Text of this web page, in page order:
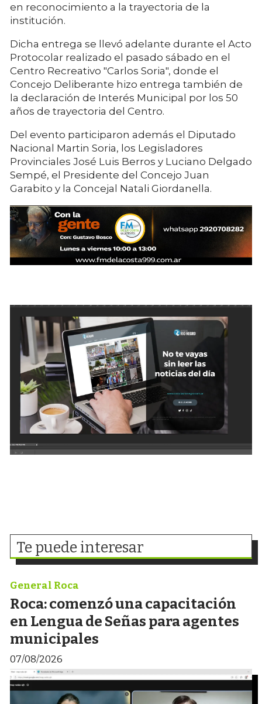
en reconocimiento a la trayectoria de la
institución.
Dicha entrega se llevó adelante durante el Acto
Protocolar realizado el pasado sábado en el
Centro Recreativo "Carlos Soria", donde el
Concejo Deliberante hizo entrega también de
la declaración de Interés Municipal por los 50
años de trayectoria del Centro.
Del evento participaron además el Diputado
Nacional Martin Soria, los Legisladores
Provinciales José Luis Berros y Luciano Delgado
Sempé, el Presidente del Concejo Juan
Garabito y la Concejal Natali Giordanella.
Te puede interesar
Roca: comenzó una capacitación
en Lengua de Señas para agentes
municipales
General Roca
07/08/2026